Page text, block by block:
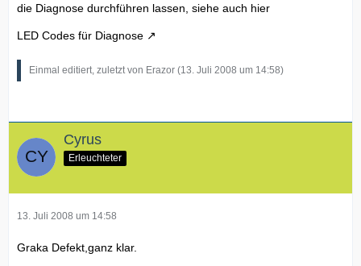
die Diagnose durchführen lassen, siehe auch hier
LED Codes für Diagnose
Einmal editiert, zuletzt von Erazor (13. Juli 2008 um 14:58)
Cyrus
Erleuchteter
13. Juli 2008 um 14:58
Graka Defekt,ganz klar.